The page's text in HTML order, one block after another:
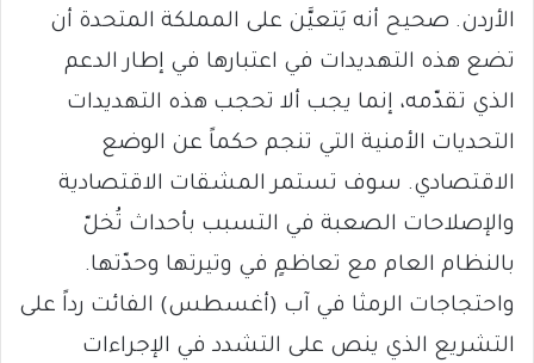
الأردن. صحيح أنه يَتعيَّن على المملكة المتحدة أن
تضع هذه التهديدات في اعتبارها في إطار الدعم
الذي تقدّمه، إنما يجب ألا تحجب هذه التهديدات
التحديات الأمنية التي تنجم حكماً عن الوضع
الاقتصادي. سوف تستمر المشقات الاقتصادية
والإصلاحات الصعبة في التسبب بأحداث تُخلّ
بالنظام العام مع تعاظمٍ في وتيرتها وحدّتها.
واحتجاجات الرمثا في آب (أغسطس) الفائت رداً على
التشريع الذي ينص على التشدد في الإجراءات